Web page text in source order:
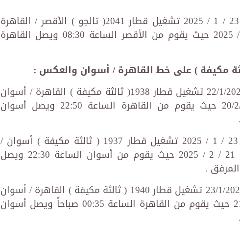
- اعتباراً من يوم الخميس الموافق 23 / 1 / 2025 تشغيل قطار 2041( تالجو ) الأقصر / القاهرة
حتى يوم الجمعة الموافق 21 / 2 / 2025 حيث يقوم من الأقصر الساعة 08:30 ويصل القاهرة
- اعتبارا من يوم الأربعاء الموافق 22/1/2025 تشغيل قطار 1938( ثالثة مكيفة ) القاهرة / أسوان
حتي يوم الخميس الموافق 20/2/2025 حيث يقوم من القاهرة الساعة 22:50 ويصل أسوان
- اعتباراً من يوم الخميس الموافق 23 / 1 / 2025 تشغيل قطار 1937 ( ثالثة مكيفة ) أسوان /
القاهرة حتى يوم الجمعة الموافق 21 / 2 / 2025 حيث يقوم من أسوان الساعة 22:30 ويصل
- اعتبارا من يوم الخميس الموافق 23/1/2025 تشغيل قطار 1940 ( ثالثة مكيفة ) القاهرة / أسوان
حتي يوم الجمعة الموافق 21/2/2025 حيث يقوم من القاهرة الساعة 00:35 صباحاً ويصل أسوان